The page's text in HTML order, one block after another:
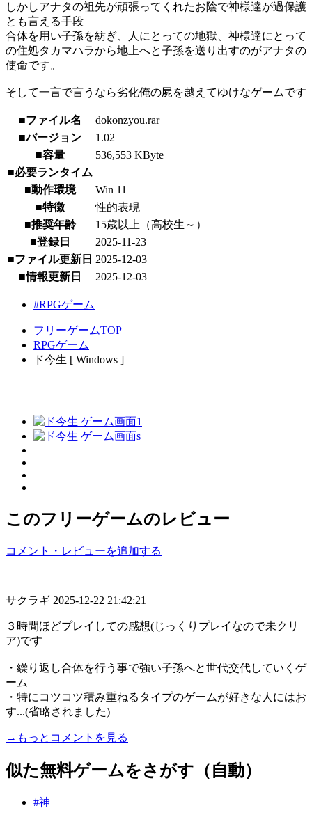
しかしアナタの祖先が頑張ってくれたお陰で神様達が過保護
とも言える手段
合体を用い子孫を紡ぎ、人にとっての地獄、神様達にとって
の住処タカマハラから地上へと子孫を送り出すのがアナタの
使命です。
そして一言で言うなら劣化俺の屍を越えてゆけなゲームです
■ファイル名
dokonzyou.rar
■バージョン
1.02
■容量
536,553 KByte
■必要ランタイム
■動作環境
Win 11
■特徴
性的表現
■推奨年齢
15歳以上（高校生～）
■登録日
2025-11-23
■ファイル更新日 2025-12-03
■情報更新日
2025-12-03
#RPGゲーム
フリーゲームTOP
RPGゲーム
ド今生 [ Windows ]
このフリーゲームのレビュー
コメント・レビューを追加する
サクラギ 2025-12-22 21:42:21
３時間ほどプレイしての感想(じっくりプレイなので未クリ
ア)です
・繰り返し合体を行う事で強い子孫へと世代交代していくゲ
ーム
・特にコツコツ積み重ねるタイプのゲームが好きな人にはお
す...(省略されました)
→もっとコメントを見る
似た無料ゲームをさがす（自動）
#神